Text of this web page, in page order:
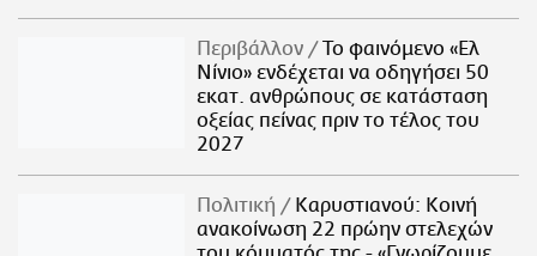
Περιβάλλον
Το φαινόμενο «Ελ
Νίνιο» ενδέχεται να οδηγήσει 50
εκατ. ανθρώπους σε κατάσταση
οξείας πείνας πριν το τέλος του
2027
Πολιτική
Καρυστιανού: Κοινή
ανακοίνωση 22 πρώην στελεχών